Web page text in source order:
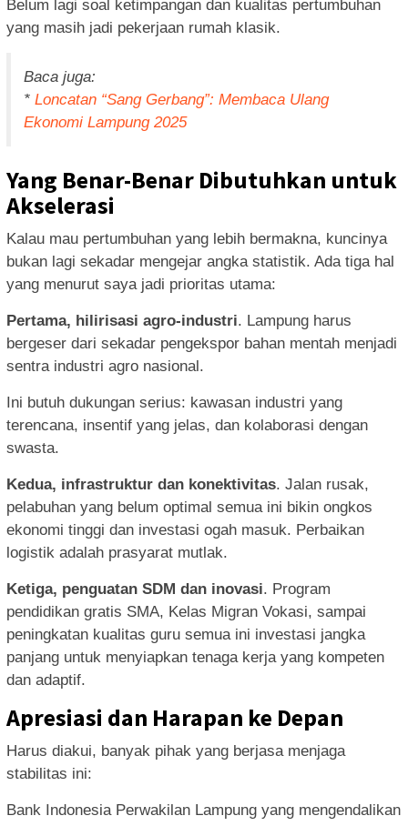
Belum lagi soal ketimpangan dan kualitas pertumbuhan
yang masih jadi pekerjaan rumah klasik.
Baca juga:
* Loncatan “Sang Gerbang”: Membaca Ulang
Ekonomi Lampung 2025
Yang Benar-Benar Dibutuhkan untuk
Akselerasi
Kalau mau pertumbuhan yang lebih bermakna, kuncinya
bukan lagi sekadar mengejar angka statistik. Ada tiga hal
yang menurut saya jadi prioritas utama:
Pertama, hilirisasi agro-industri. Lampung harus
bergeser dari sekadar pengekspor bahan mentah menjadi
sentra industri agro nasional.
Ini butuh dukungan serius: kawasan industri yang
terencana, insentif yang jelas, dan kolaborasi dengan
swasta.
Kedua, infrastruktur dan konektivitas. Jalan rusak,
pelabuhan yang belum optimal semua ini bikin ongkos
ekonomi tinggi dan investasi ogah masuk. Perbaikan
logistik adalah prasyarat mutlak.
Ketiga, penguatan SDM dan inovasi. Program
pendidikan gratis SMA, Kelas Migran Vokasi, sampai
peningkatan kualitas guru semua ini investasi jangka
panjang untuk menyiapkan tenaga kerja yang kompeten
dan adaptif.
Apresiasi dan Harapan ke Depan
Harus diakui, banyak pihak yang berjasa menjaga
stabilitas ini:
Bank Indonesia Perwakilan Lampung yang mengendalikan